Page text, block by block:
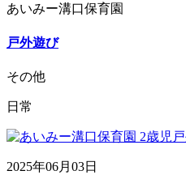
あいみー溝口保育園
戸外遊び
その他
日常
2025年06月03日